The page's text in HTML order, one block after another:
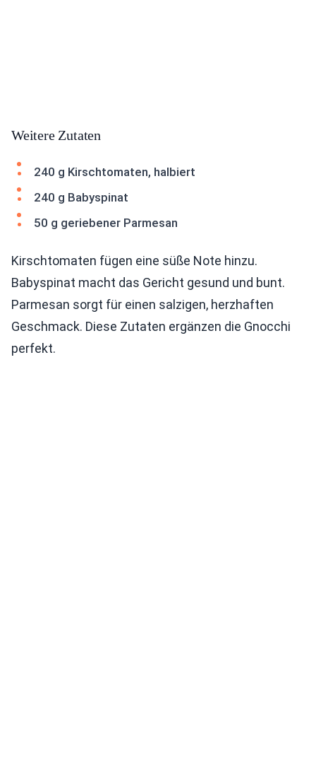
Weitere Zutaten
240 g Kirschtomaten, halbiert
240 g Babyspinat
50 g geriebener Parmesan
Kirschtomaten fügen eine süße Note hinzu.
Babyspinat macht das Gericht gesund und bunt.
Parmesan sorgt für einen salzigen, herzhaften
Geschmack. Diese Zutaten ergänzen die Gnocchi
perfekt.